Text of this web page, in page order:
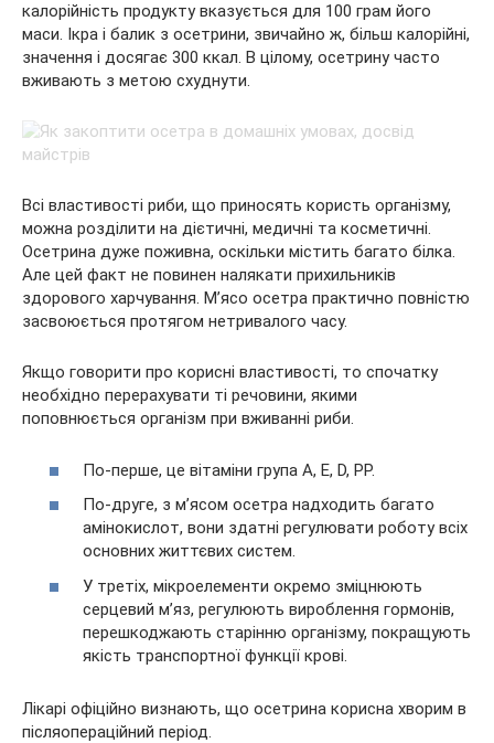
калорійність продукту вказується для 100 грам його
маси. Ікра і балик з осетрини, звичайно ж, більш калорійні,
значення і досягає 300 ккал. В цілому, осетрину часто
вживають з метою схуднути.
Всі властивості риби, що приносять користь організму,
можна розділити на дієтичні, медичні та косметичні.
Осетрина дуже поживна, оскільки містить багато білка.
Але цей факт не повинен налякати прихильників
здорового харчування. М’ясо осетра практично повністю
засвоюється протягом нетривалого часу.
Якщо говорити про корисні властивості, то спочатку
необхідно перерахувати ті речовини, якими
поповнюється організм при вживанні риби.
По-перше, це вітаміни група А, Е, D, PP.
По-друге, з м’ясом осетра надходить багато
амінокислот, вони здатні регулювати роботу всіх
основних життєвих систем.
У третіх, мікроелементи окремо зміцнюють
серцевий м’яз, регулюють вироблення гормонів,
перешкоджають старінню організму, покращують
якість транспортної функції крові.
Лікарі офіційно визнають, що осетрина корисна хворим в
післяопераційний період.